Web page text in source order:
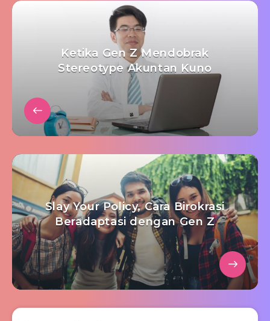
Ketika Gen Z Mendobrak
Stereotype Akuntan Kuno
Slay Your Policy, Cara Birokrasi
Beradaptasi dengan Gen Z